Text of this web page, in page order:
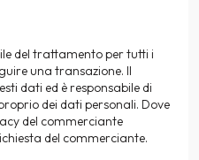
del trattamento per tutti i
una transazione. Il
dati ed è responsabile di
dei dati personali. Dove
del commerciante
del commerciante.